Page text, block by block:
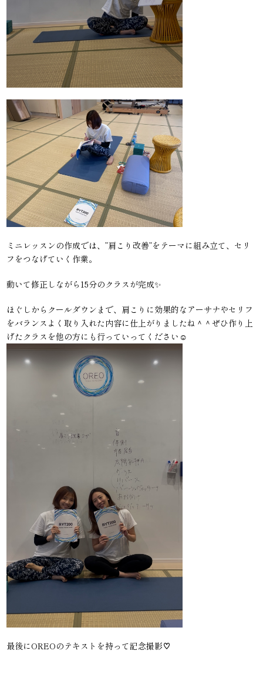
ミニレッスンの作成では、”肩こり改善”をテーマに組み立て、セリ
フをつなげていく作業。
動いて修正しながら15分のクラスが完成✨
ほぐしからクールダウンまで、肩こりに効果的なアーサナやセリフ
をバランスよく取り入れた内容に仕上がりましたね＾＾ぜひ作り上
げたクラスを他の方にも行っていってください☺︎
最後にOREOのテキストを持って記念撮影♡